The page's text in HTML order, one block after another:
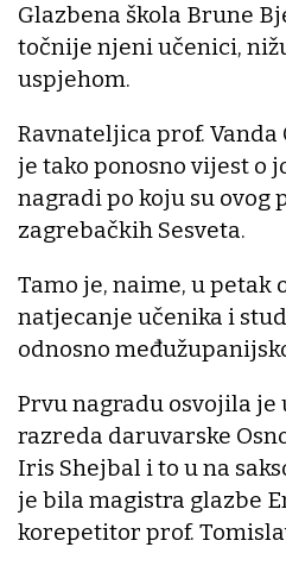
Glazbena škola Brune
točnije njeni učenici,
uspjehom.
Ravnateljica prof.
je tako ponosno vijest o
nagradi po koju su ovog
zagrebačkih Sesveta.
Tamo je, naime, u petak
natjecanje učenika i
odnosno
Prvu nagradu osvojila je
razreda daruvarske
Iris Shejbal i to u na
je bila magistra glazbe
korepetitor prof.